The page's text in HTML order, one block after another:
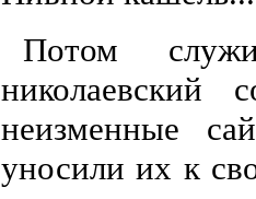
Потом
николаевский
неизменные
уносили их к